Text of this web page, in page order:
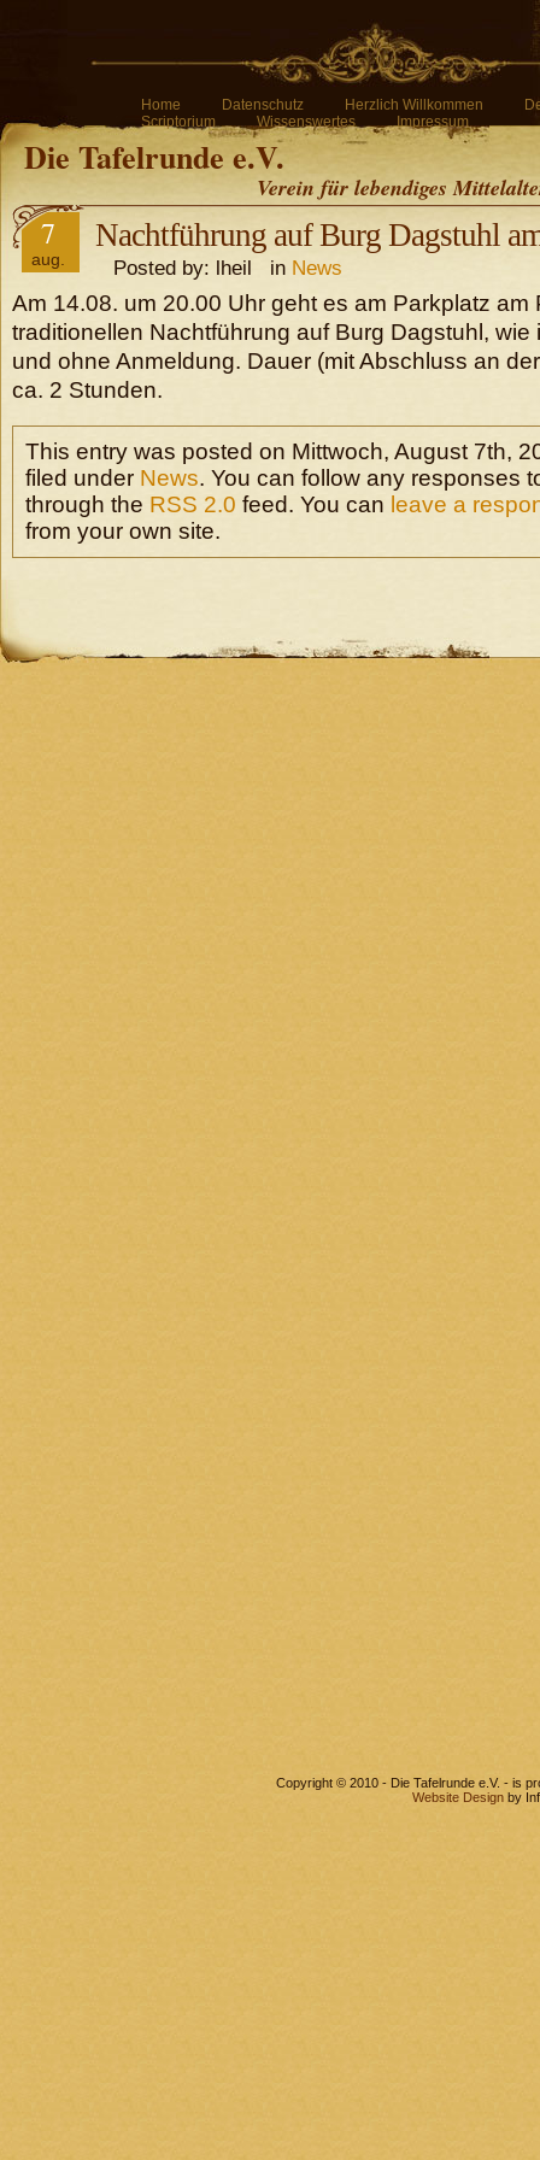
Home Datenschutz Herzlich Willkommen
Scriptorium
Wissenswertes Impressum
Die Tafelrunde e.V.
Verein für lebendiges
7
aug.
Nachtführung auf Burg Dagstuhl
Posted by: lheil in News
Am 14.08. um 20.00 Uhr geht es am Parkplatz am
traditionellen Nachtführung auf Burg Dagstuhl, wie
und ohne Anmeldung. Dauer (mit Abschluss an
ca. 2 Stunden.
This entry was posted on Mittwoch, August 7th,
filed under News. You can follow any responses
through the RSS 2.0 feed. You can leave a
from your own site.
Copyright © 2010 - Die Tafelrunde e.V. - is
Website Design by